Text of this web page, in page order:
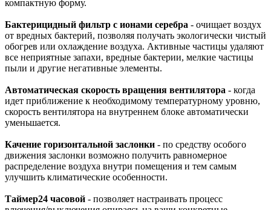
компактную форму.
Бактерицидный фильтр с ионами серебра - очищает воздух
от вредных бактерий, позволяя получать экологически чистый
обогрев или охлаждение воздуха. Активные частицы удаляют
все неприятные запахи, вредные бактерии, мелкие частицы
пыли и другие негативные элементы.
Автоматическая скорость вращения вентилятора - когда
идет приближение к необходимому температурному уровню,
скорость вентилятора на внутреннем блоке автоматически
уменьшается.
Качение горизонтальной заслонки - по средству особого
движения заслонки возможно получить равномерное
распределение воздуха внутри помещения и тем самым
улучшить климатические особенности.
Таймер24 часовой - позволяет настраивать процесс